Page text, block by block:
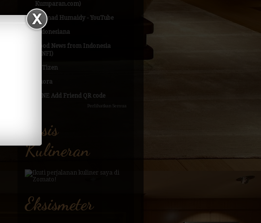
Kumparan.com)
Achmad Humaidy - YouTube
Indonesiana
Good News from Indonesia
(GNFI)
ReTizen
Quora
LINE Add Friend QR code
Perlihatkan Semua
Eksis
Kulineran
Eksismeter